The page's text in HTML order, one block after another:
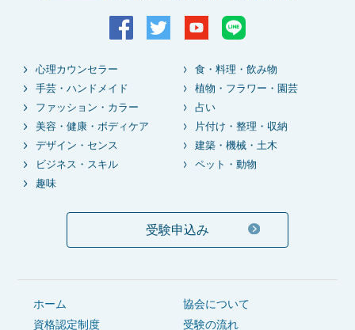
心理カウンセラー
食・料理・飲み物
手芸・ハンドメイド
植物・フラワー・園芸
ファッション・カラー
占い
美容・健康・ボディケア
片付け・整理・収納
デザイン・センス
建築・機械・土木
ビジネス・スキル
ペット・動物
趣味
受験申込み
ホーム
協会について
資格認定制度
受験の流れ